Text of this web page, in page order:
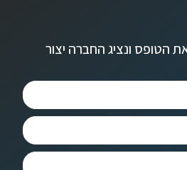
הטופס ונציג החברה יצור